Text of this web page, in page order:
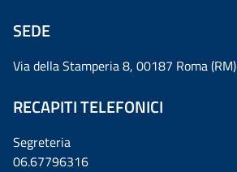
SEDE
Via della Stamperia 8, 00187 Roma (RM)
RECAPITI TELEFONICI
Segreteria
06.67796316